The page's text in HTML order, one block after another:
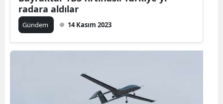
radara aldılar
Gündem 14 Kasım 2023